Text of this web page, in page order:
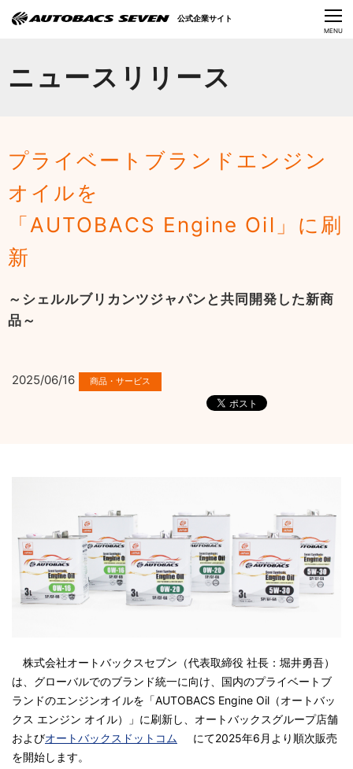
CLOSE
MENU
ニュースリリース
プライベートブランドエンジン
オイルを
「AUTOBACS Engine Oil」に刷
新
～シェルルブリカンツジャパンと共同開発した新商
品～
2025/06/16
株式会社オートバックスセブン（代表取締役 社長：堀井勇吾）
は、グローバルでのブランド統一に向け、国内のプライベートブ
ランドのエンジンオイルを「AUTOBACS Engine Oil（オートバッ
クス エンジン オイル）」に刷新し、オートバックスグループ店舗
およびオートバックスドットコム
にて2025年6月より順次販売
を開始します。
公式企業サイト
サステナビリティ
採用情報
Language